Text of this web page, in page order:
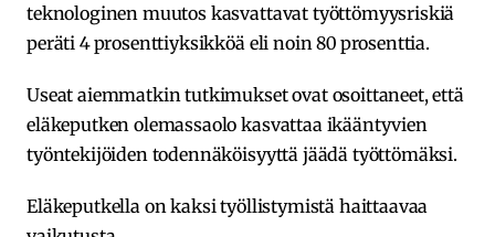
teknologinen muutos kasvattavat työttömyysriskiä
peräti 4 prosenttiyksikköä eli noin 80 prosenttia.
Useat aiemmatkin tutkimukset ovat osoittaneet, että
eläkeputken olemassaolo kasvattaa ikääntyvien
työntekijöiden todennäköisyyttä jäädä työttömäksi.
Eläkeputkella on kaksi työllistymistä haittaavaa